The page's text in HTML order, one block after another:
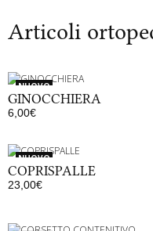
Articoli
NUOVO
GINOCCHIERA
6,00€
NUOVO
COPRISPALLE
23,00€